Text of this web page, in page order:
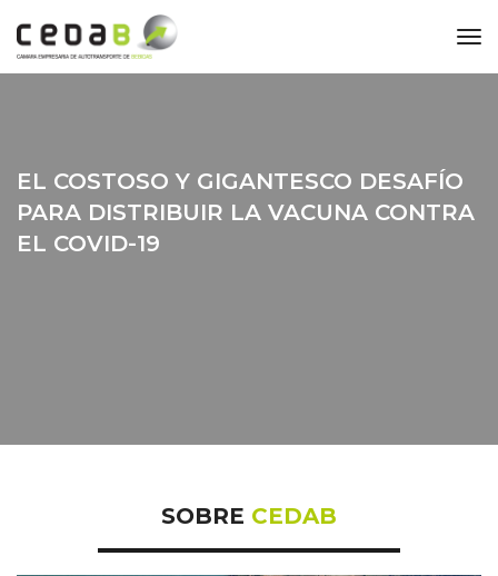
EL COSTOSO Y GIGANTESCO DESAFÍO
PARA DISTRIBUIR LA VACUNA CONTRA
EL COVID-19
SOBRE CEDAB